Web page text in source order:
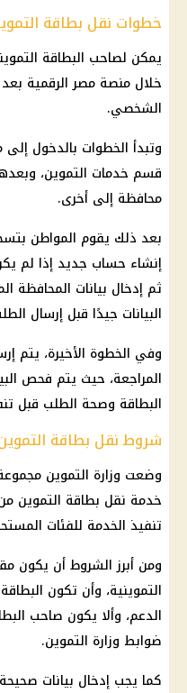
خطوات نقل بطاقة
يمكن لصاحب البطاقة
خلال منصة مصر الرقمية
الشخصي.
وتبدأ الخطوات بالدخول إلى
قسم خدمات التموين،
محافظة إلى أخرى.
بعد ذلك يقوم المواطن
إنشاء حساب جديد إذا لم
ثم إدخال بيانات المحافظة
البيانات جيدًا قبل إرسال
وفي الخطوة الأخيرة، يتم
المراجعة، حيث يتم فحص
البطاقة وصحة الطلب قبل
شروط نقل بطاقة
وضعت وزارة التموين
خدمة نقل بطاقة التموين
تنفيذ الخدمة للفئات
ومن أبرز الشروط أن يكون
التموينية، وأن تكون
الدعم، وألا يكون صاحب
ضوابط وزارة التموين.
كما يجب إدخال بيانات